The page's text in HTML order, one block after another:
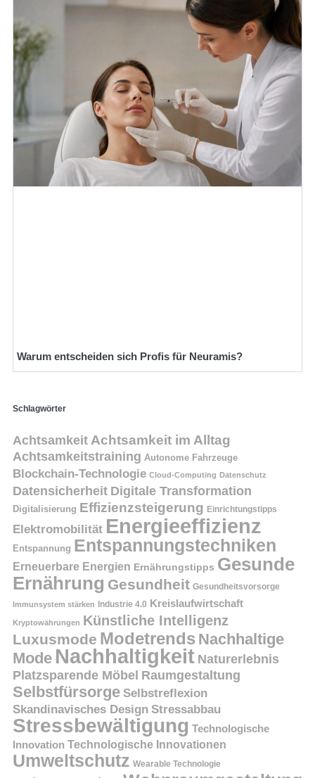
Warum entscheiden sich Profis für Neuramis?
Schlagwörter
Achtsamkeit Achtsamkeit im Alltag
Achtsamkeitstraining Autonome Fahrzeuge
Blockchain-Technologie Cloud-Computing Datenschutz
Datensicherheit Digitale Transformation
Digitalisierung Effizienzsteigerung Einrichtungstipps
Elektromobilität Energieeffizienz
Entspannung Entspannungstechniken
Erneuerbare Energien Ernährungstipps Gesunde
Ernährung Gesundheit Gesundheitsvorsorge
Immunsystem stärken Industrie 4.0 Kreislaufwirtschaft
Kryptowährungen Künstliche Intelligenz
Luxusmode Modetrends Nachhaltige
Mode Nachhaltigkeit Naturerlebnis
Platzsparende Möbel Raumgestaltung
Selbstfürsorge Selbstreflexion
Skandinavisches Design Stressabbau
Stressbewältigung Technologische
Innovation Technologische Innovationen
Umweltschutz Wearable Technologie